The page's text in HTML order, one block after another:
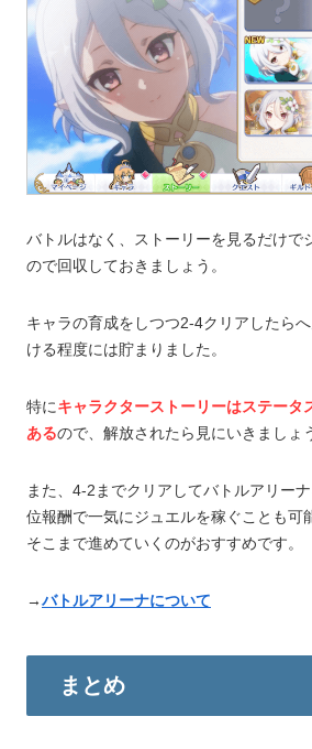
バトルはなく、ストーリーを見るだけで
ので回収しておきましょう。
キャラの育成をしつつ2-4クリアしたら
ける程度には貯まりました。
特にキャラクターストーリーはステータ
あるので、解放されたら見にいきましょ
また、4-2までクリアしてバトルアリー
位報酬で一気にジュエルを稼ぐことも可
そこまで進めていくのがおすすめです。
→バトルアリーナについて
まとめ